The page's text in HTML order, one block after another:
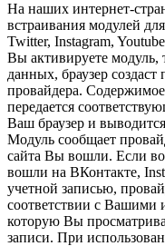
На наших интернет-
встраивания модулей
Twitter, Instagram,
Вы активируете модуль,
данных, браузер
провайдера.
передается
Ваш браузер и
Модуль сообщает
сайта Вы вошли. Если
вошли на ВКонтакте,
учетной записью,
соответствии с Вашими
которую Вы
записи. При